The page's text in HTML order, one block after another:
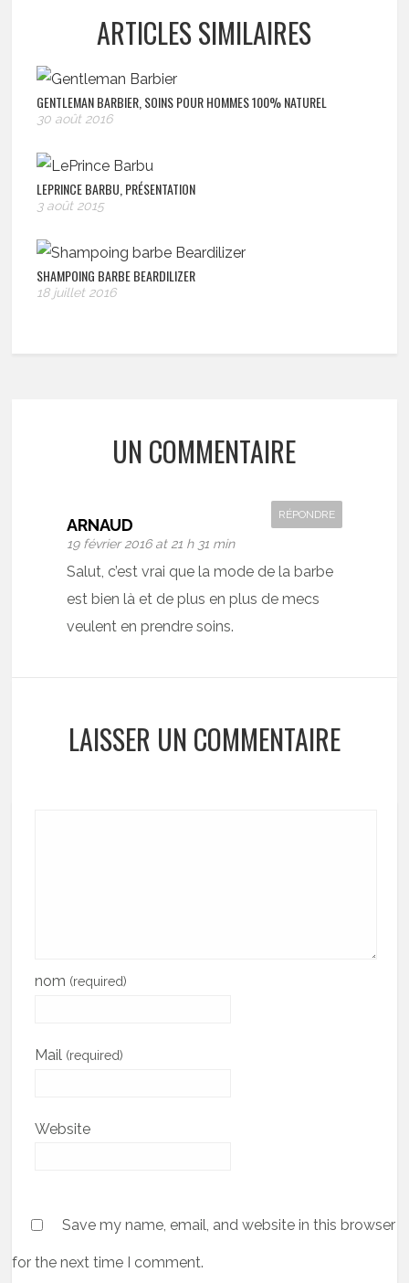
ARTICLES SIMILAIRES
GENTLEMAN BARBIER, SOINS POUR HOMMES 100% NATUREL
30 août 2016
LEPRINCE BARBU, PRÉSENTATION
3 août 2015
SHAMPOING BARBE BEARDILIZER
18 juillet 2016
UN COMMENTAIRE
ARNAUD
19 février 2016 at 21 h 31 min
RÉPONDRE
Salut, c’est vrai que la mode de la barbe
est bien là et de plus en plus de mecs
veulent en prendre soins.
LAISSER UN COMMENTAIRE
nom (required)
Mail (required)
Website
Save my name, email, and website in this browser
for the next time I comment.